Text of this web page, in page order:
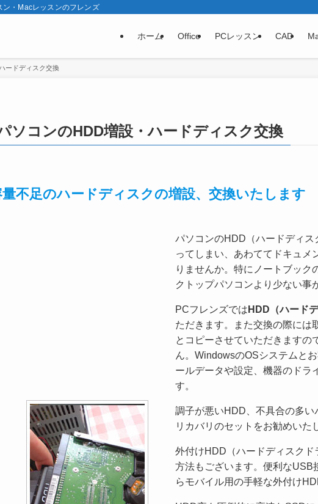
・Macレッスンのフレンズ
ホーム Office PCレッスン CAD
ードディスク交換
ソコンのHDD増設・ハードディスク交換
不足のハードディスクの増設、交換いたします
パソコンのHDD（ハードディ
ってしまい、あわててドキュメ
りませんか。特にノートブック
クトップパソコンより少ない事
PCフレンズでは HDD（ハード
ただきます。また交換の際には
とコピーさせていただきますの
ん。WindowsのOSシステムと
ールデータや設定、機器のドラ
す。
調子が悪いHDD、不具合の多
リカバリのセットをお勧めいた
外付けHDD（ハードディスク
方法もございます。便利な
らモバイル用の手軽な外付け